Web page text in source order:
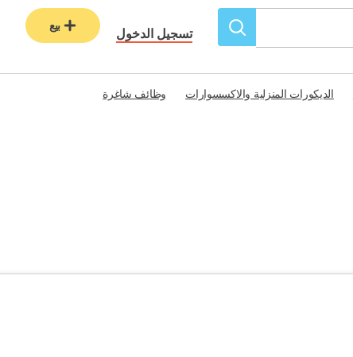
تسجيل الدخول
بيع
الديكورات المنزلية والاكسسوارات
وظائف شاغرة